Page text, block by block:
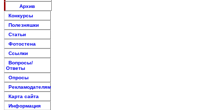
Архив
Конкурсы
Полезняшки
Статьи
Фотостена
Ссылки
Вопросы/
Ответы
Опросы
Рекламодателям
Карта сайта
Информация